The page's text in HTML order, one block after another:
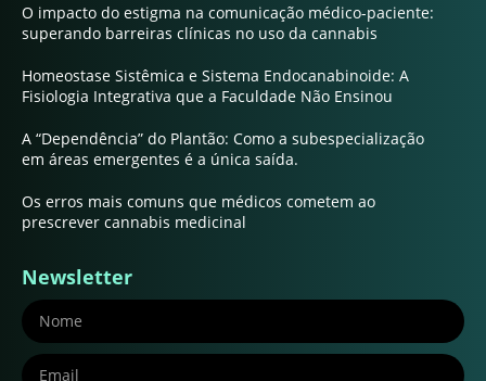
O impacto do estigma na comunicação médico-paciente:
superando barreiras clínicas no uso da cannabis
Homeostase Sistêmica e Sistema Endocanabinoide: A
Fisiologia Integrativa que a Faculdade Não Ensinou
A “Dependência” do Plantão: Como a subespecialização
em áreas emergentes é a única saída.
Os erros mais comuns que médicos cometem ao
prescrever cannabis medicinal
Newsletter